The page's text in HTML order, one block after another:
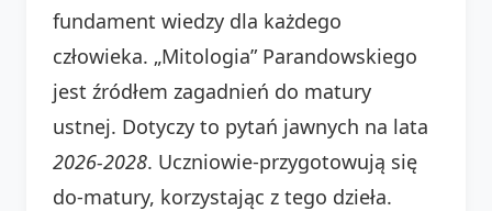
fundament wiedzy dla każdego
człowieka. „Mitologia” Parandowskiego
jest źródłem zagadnień do matury
ustnej. Dotyczy to pytań jawnych na lata
2026-2028. Uczniowie-przygotowują się
do-matury, korzystając z tego dzieła.